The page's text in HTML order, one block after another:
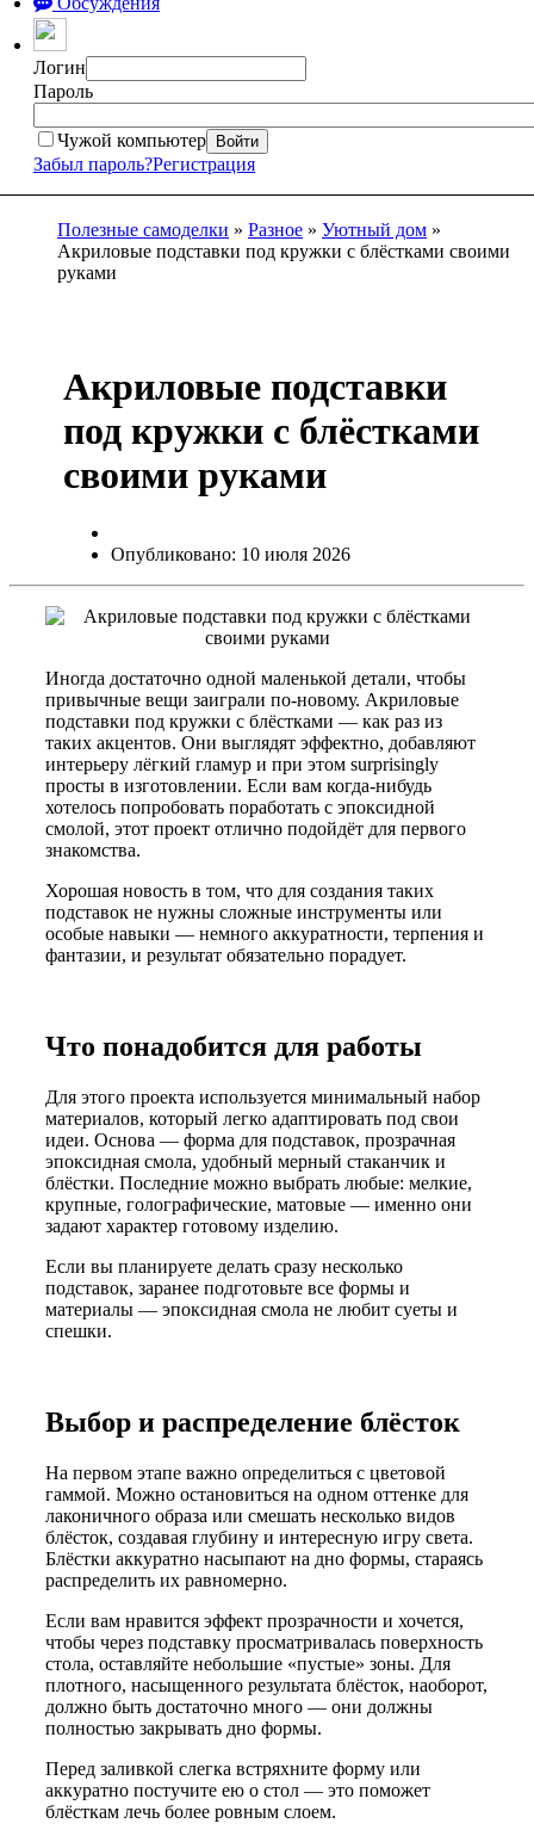
Логин
Пароль
Чужой компьютер Войти
Забыл пароль?Регистрация
Полезные самоделки » Разное » Уютный дом »
Акриловые подставки под кружки с блёстками своими
руками
Акриловые подставки
под кружки с блёстками
своими руками
Опубликовано: 10 июля 2026
Иногда достаточно одной маленькой детали, чтобы
привычные вещи заиграли по-новому. Акриловые
подставки под кружки с блёстками — как раз из
таких акцентов. Они выглядят эффектно, добавляют
интерьеру лёгкий гламур и при этом surprisingly
просты в изготовлении. Если вам когда-нибудь
хотелось попробовать поработать с эпоксидной
смолой, этот проект отлично подойдёт для первого
знакомства.
Хорошая новость в том, что для создания таких
подставок не нужны сложные инструменты или
особые навыки — немного аккуратности, терпения и
фантазии, и результат обязательно порадует.
Что понадобится для работы
Для этого проекта используется минимальный набор
материалов, который легко адаптировать под свои
идеи. Основа — форма для подставок, прозрачная
эпоксидная смола, удобный мерный стаканчик и
блёстки. Последние можно выбрать любые: мелкие,
крупные, голографические, матовые — именно они
задают характер готовому изделию.
Если вы планируете делать сразу несколько
подставок, заранее подготовьте все формы и
материалы — эпоксидная смола не любит суеты и
спешки.
Выбор и распределение блёсток
На первом этапе важно определиться с цветовой
гаммой. Можно остановиться на одном оттенке для
лаконичного образа или смешать несколько видов
блёсток, создавая глубину и интересную игру света.
Блёстки аккуратно насыпают на дно формы, стараясь
распределить их равномерно.
Если вам нравится эффект прозрачности и хочется,
чтобы через подставку просматривалась поверхность
стола, оставляйте небольшие «пустые» зоны. Для
плотного, насыщенного результата блёсток, наоборот,
должно быть достаточно много — они должны
полностью закрывать дно формы.
Перед заливкой слегка встряхните форму или
аккуратно постучите ею о стол — это поможет
блёсткам лечь более ровным слоем.